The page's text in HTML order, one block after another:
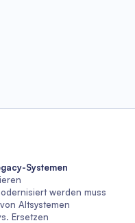
Systemen
werden muss
Altsystemen
Ersetzen